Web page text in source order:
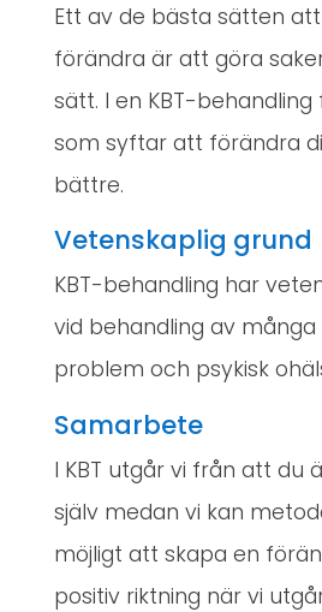
Ett av de bästa sätten
förändra är att göra
sätt. I en KBT-
som syftar att förändra
bättre.
Vetenskaplig grund
KBT-behandling har
vid behandling av
problem och psykisk
Samarbete
I KBT utgår vi från att du
själv medan vi kan
möjligt att skapa en
positiv riktning när vi